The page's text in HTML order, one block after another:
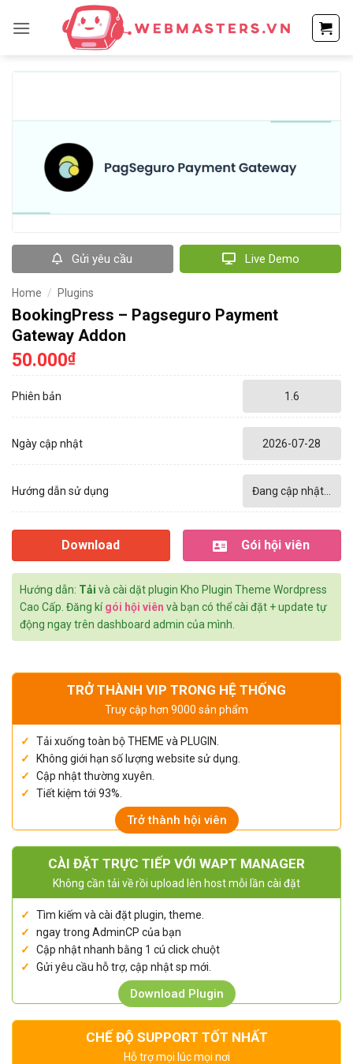
qua
Gửi yêu cầu Live Demo
Home / Plugins
BookingPress – Pagseguro Payment
Gateway Addon
50.000₫
Phiên bản 1.6
Ngày cập nhật 2026-07-28
Hướng dẫn sử dụng Đang cập nhật...
Download Gói hội viên
Hướng dẫn: Tải và cài dặt plugin Kho Plugin Theme Wordpress
Cao Cấp. Đăng kígói hội viên và bạn có thể cài đặt + update tự
động ngay trên dashboard admin của mình.
TRỞ THÀNH VIP TRONG HỆ THỐNG
Truy cập hơn 9000 sản phẩm
Tải xuống toàn bộ THEME và PLUGIN.
Không giới hạn số lượng website sử dụng.
Cập nhật thường xuyên.
Tiết kiệm tới 93%.
Trở thành hội viên
CÀI ĐẶT TRỰC TIẾP VỚI WAPT MANAGER
Không cần tải về rồi upload lên host mỗi lần cài đặt
Tìm kiếm và cài đặt plugin, theme.
ngay trong AdminCP của bạn
Cập nhật nhanh bằng 1 cú click chuột
Gửi yêu cầu hỗ trợ, cập nhật sp mới.
Download Plugin
CHẾ ĐỘ SUPPORT TỐT NHẤT
Hỗ trợ mọi lúc mọi nơi